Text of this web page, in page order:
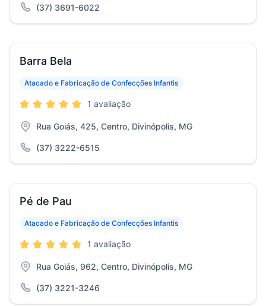
(37) 3691-6022
Barra Bela
Atacado e Fabricação de Confecções Infantis
1 avaliação
Rua Goiás, 425, Centro, Divinópolis, MG
(37) 3222-6515
Pé de Pau
Atacado e Fabricação de Confecções Infantis
1 avaliação
Rua Goiás, 962, Centro, Divinópolis, MG
(37) 3221-3246